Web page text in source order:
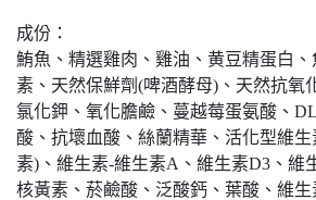
成份：
鮪魚、精選雞肉、雞油、黄豆精蛋白
素、天然保鮮劑(啤酒酵母)、天然抗氧
氯化鉀、氧化膽鹼、蔓越莓蛋氨酸、
酸、抗壞血酸、絲蘭精華、活化型維
素)、維生素-維生素A、維生素D3、維
核黃素、菸鹼酸、泛酸鈣、葉酸、維生